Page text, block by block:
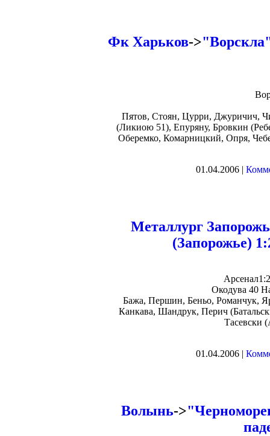
Фк Харьков->
Пятов, Стоян, Цурри, Джуричич,
(Ликиою 51), Епуряну, Бровкин
Оберемко, Комарницкий, Опря,
01.04.2006 |
Металлург
(Запорожье)
Окодува 40
Бажа, Першин, Беньо, Романчук,
Канкава, Шандрук, Перич
Тасевски
01.04.2006 |
Волынь->